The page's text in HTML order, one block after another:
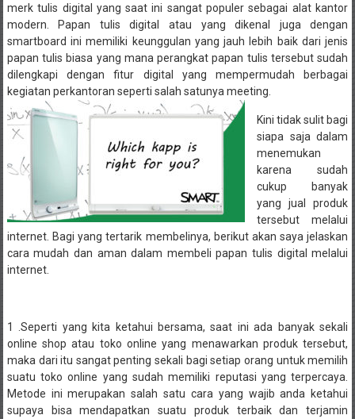
merk tulis digital yang saat ini sangat populer sebagai alat kantor
modern. Papan tulis digital atau yang dikenal juga dengan
smartboard ini memiliki keunggulan yang jauh lebih baik dari jenis
papan tulis biasa yang mana perangkat papan tulis tersebut sudah
dilengkapi dengan fitur digital yang mempermudah berbagai
kegiatan perkantoran seperti salah satunya meeting.
Kini tidak sulit bagi
siapa saja dalam
menemukan
karena sudah
cukup banyak
yang jual produk
tersebut
melalui
internet. Bagi yang tertarik membelinya, berikut akan saya jelaskan
cara mudah dan aman dalam membeli papan tulis digital melalui
internet.
1 .Seperti yang kita ketahui bersama, saat ini ada banyak sekali
online shop atau toko online yang menawarkan produk tersebut,
maka dari itu sangat penting sekali bagi setiap orang untuk memilih
suatu toko online yang sudah memiliki reputasi yang terpercaya.
Metode ini merupakan salah satu cara yang wajib anda ketahui
supaya bisa mendapatkan suatu produk terbaik dan terjamin